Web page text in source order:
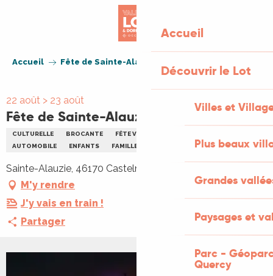
Accueil
Découvrir le Lot
Villes et
Plus beaux
Grandes
Paysages et
Parc -
Quercy
Accueil Fête de Sainte-Alauzie
22 août > 23 août
Fête de Sainte-Alauzie
CULTURELLE BROCANTE FÊTE VOTIVE
AUTOMOBILE
ENFANTS FAMILLE REPAS
Sainte-Alauzie, 46170 Castelnau Montratier-Sainte Alauzie
M'y rendre
J'y vais en train !
Partager